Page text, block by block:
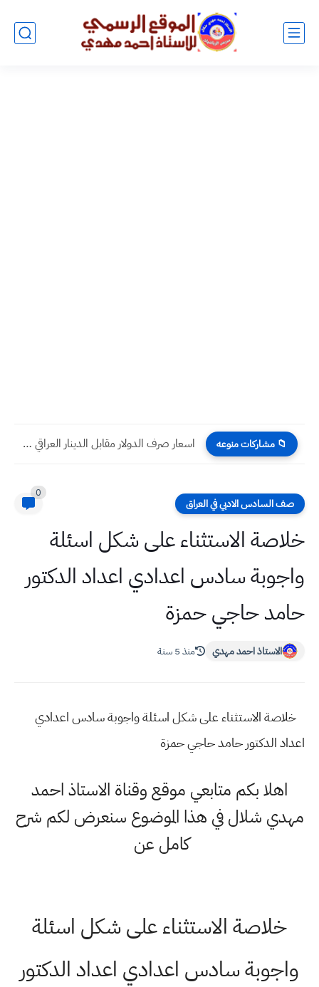
📁 مشاركات منوعه البنك المركزي العراقي يوضّح بشأن ارتفاع سعر صرف الدولار
صف السادس الادبي في العراق
0
خلاصة الاستثناء على شكل اسئلة
واجوبة سادس اعدادي اعداد الدكتور
حامد حاجي حمزة
الاستاذ احمد مهدي منذ 5 سنة
خلاصة الاستثناء على شكل اسئلة واجوبة سادس اعدادي
اعداد الدكتور حامد حاجي حمزة
اهلا بكم متابعي موقع وقناة الاستاذ احمد
مهدي شلال في هذا الموضوع سنعرض لكم شرح
كامل عن
خلاصة الاستثناء على شكل اسئلة
واجوبة سادس اعدادي اعداد الدكتور